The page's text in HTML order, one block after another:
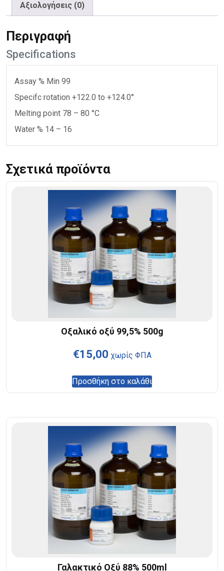
Αξιολογήσεις (0)
Περιγραφή
Specifications
Assay % Min 99
Specifc rotation +122.0 to +124.0°
Melting point 78 – 80 °C
Water % 14 – 16
Σχετικά προϊόντα
Οξαλικό οξύ 99,5% 500g
€15,00 χωρίς ΦΠΑ
Προσθήκη στο καλάθι
Γαλακτικό Οξύ 88% 500ml